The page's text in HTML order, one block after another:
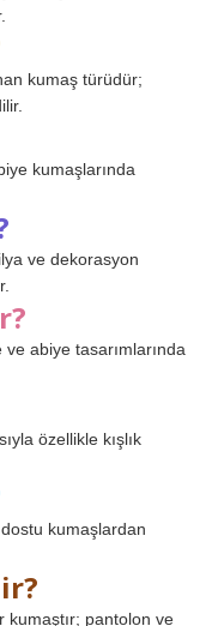
kumaş türüdür;
kumaşlarında
ve dekorasyon
abiye tasarımlarında
özellikle kışlık
kumaşlardan
kumaştır; pantolon ve